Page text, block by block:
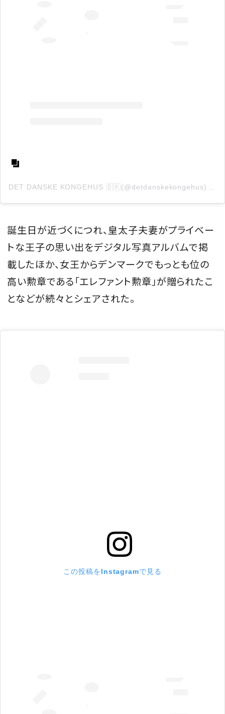
誕生日が近づくにつれ、皇太子夫妻がプライベー
トな王子の思い出をデジタル写真アルバムで掲
載したほか、女王からデンマークでもっとも位の
高い勲章である「エレファント勲章」が贈られたこ
となどが続々とシェアされた。
この投稿をInstagramで見る